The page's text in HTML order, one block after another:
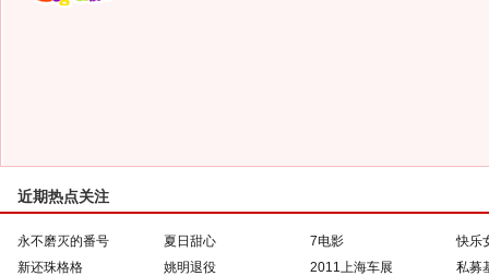
近期热点关注
永不磨灭的番号 夏日甜心 7电影
快乐
新还珠格格
姚明退役 2011上海车展
私募